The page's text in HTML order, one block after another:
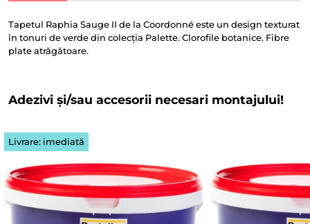
Tapetul Raphia Sauge II de la Coordonné este un design texturat
în tonuri de verde din colecția Palette. Clorofile botanice. Fibre
plate atrăgătoare.
Adezivi și/sau accesorii necesari montajului!
Livrare: imediată